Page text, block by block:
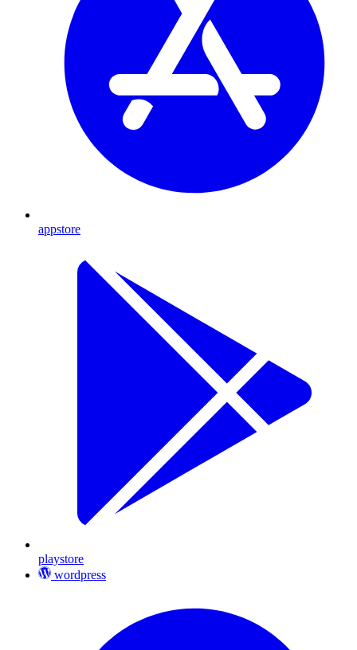
appstore
playstore
wordpress